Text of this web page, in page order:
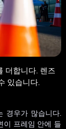
더합니다. 렌즈
있습니다.
경우가 많습니다.
이 프레임 안에 들